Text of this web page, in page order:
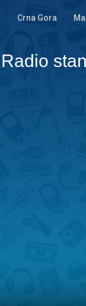
Crna Gora
Radio